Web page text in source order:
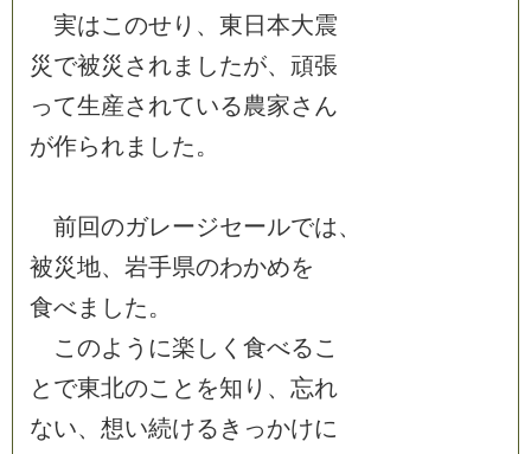
実はこ のせ り 、 東 日 本大震
災で被災 さ れま したが、 頑張
って生産さ れている農家さ ん
が作られま した。
前回のガレージセールでは、
被災地、 岩手県のわかめを
食べま した。
こ のよ う に楽 し く 食べるこ
と で東北のこ と を知 り 、 忘れ
ない、 想い続ける き っかけに